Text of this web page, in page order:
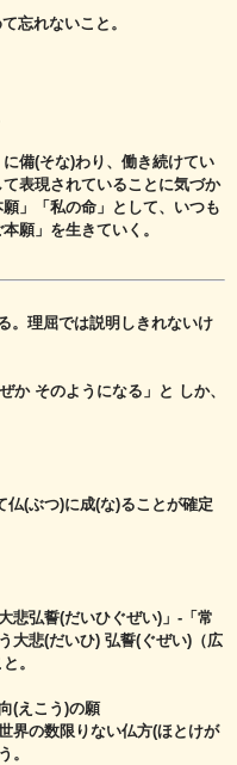
忘れないこと。
備(そな)わり、働き続けてい
表現されていることに気づか
」「私の命」として、 いつも
願」を生きていく。
。理屈では説明しきれないけ
か そのようになる」と しか、
仏(ぶつ)に成(な)ることが確定
悲弘誓(だいひぐぜい)」‐「常
大悲(だいひ) 弘誓(ぐぜい)（広
。
(えこう)の願
界の数限りない仏方(ほとけが
。